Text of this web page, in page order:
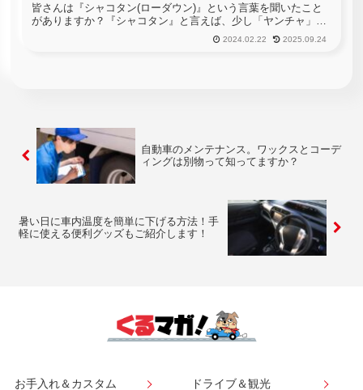
皆さんは『シャコタン(ローダウン)』という言葉を聞いたこと
がありますか？『シャコタン』と言えば、少し「ヤンチャ」な
方が自分の自動車に施すカスタマイズで、どちらかというとあ
まり良いイメージをお持ちでない方もいるでしょう。しかし、
2024.02.22 2025.09.24
自動車のメンテナンス。ワックスとコーデ
ィングは別物って知ってますか？
暑い日に車内温度を簡単に下げる方法！手
軽に使える便利グッズもご紹介します！
お手入れ＆カスタム ドライブ＆観光